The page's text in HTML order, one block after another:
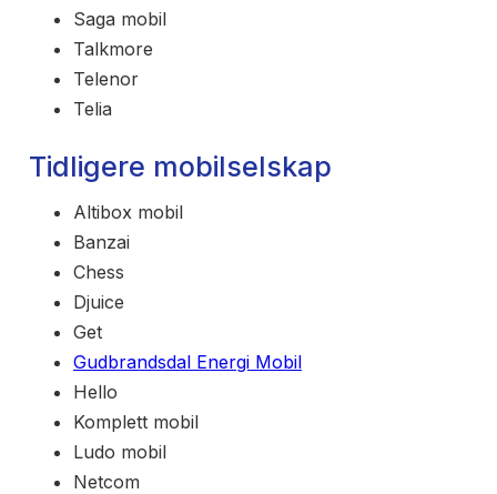
Saga mobil
Talkmore
Telenor
Telia
Tidligere mobilselskap
Altibox mobil
Banzai
Chess
Djuice
Get
Gudbrandsdal Energi Mobil
Hello
Komplett mobil
Ludo mobil
Netcom